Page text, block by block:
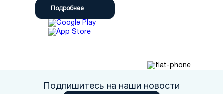
Подробнее
Подпишитесь на наши новости